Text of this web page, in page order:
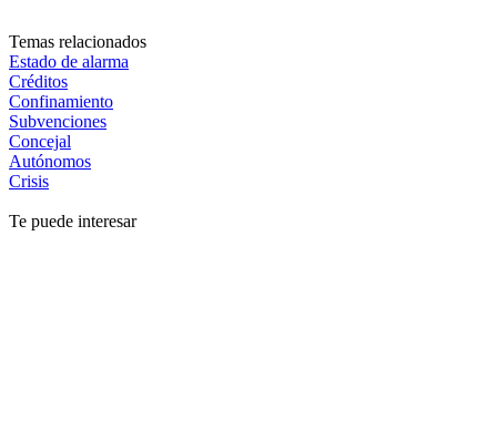
Temas relacionados
Estado de alarma
Créditos
Confinamiento
Subvenciones
Concejal
Autónomos
Crisis
Te puede interesar